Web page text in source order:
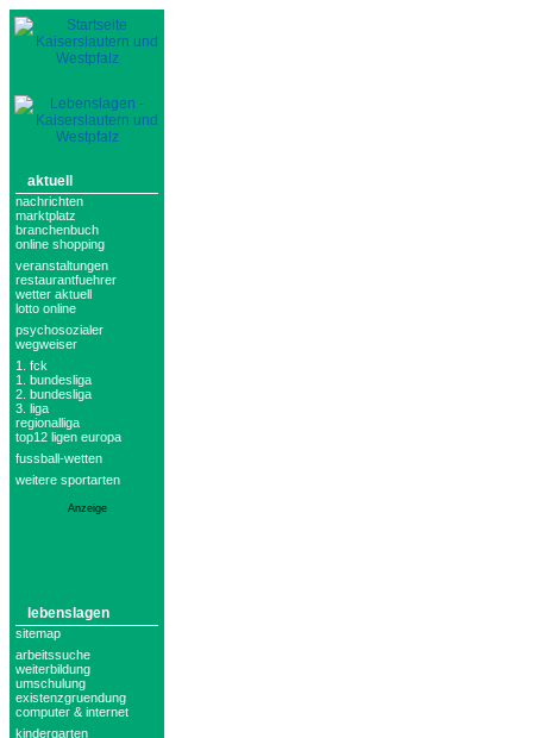
aktuell
nachrichten
marktplatz
branchenbuch
online shopping
veranstaltungen
restaurantfuehrer
wetter aktuell
lotto online
psychosozialer
wegweiser
1. fck
1. bundesliga
2. bundesliga
3. liga
regionalliga
top12 ligen europa
fussball-wetten
weitere sportarten
Anzeige
lebenslagen
sitemap
arbeitssuche
weiterbildung
umschulung
existenzgruendung
computer & internet
kindergarten